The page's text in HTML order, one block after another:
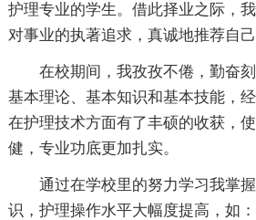
护理专业的学生。借此择业之际，
对事业的执著追求，真诚地推荐自己
在校期间，我孜孜不倦，勤奋
基本理论、基本知识和基本技能，
在护理技术方面有了丰硕的收获，
健，专业功底更加扎实。
通过在学校里的努力学习我掌
识，护理操作水平大幅度提高，如